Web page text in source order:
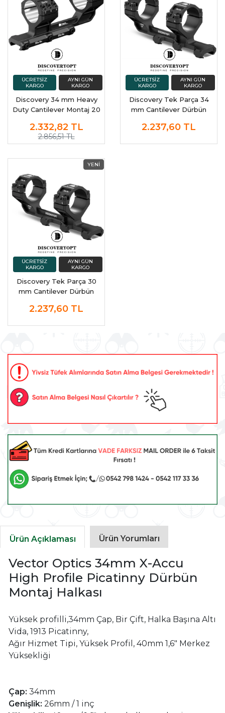
Discovery 34 mm Heavy
Duty Cantilever Montaj 20
2.332,82 TL
2.856,51 TL
Discovery Tek Parça 34
mm Cantilever Dürbün
2.237,60 TL
Discovery Tek Parça 30
mm Cantilever Dürbün
2.237,60 TL
Ürün Açıklaması Ürün Yorumları
Vector Optics 34mm X-Accu
High Profile Picatinny Dürbün
Montaj Halkası
Yüksek profilli,34mm Çap, Bir Çift, Halka Başına Altı
Vida, 1913 Picatinny,
Ağır Hizmet Tipi, Yüksek Profil, 40mm 1,6" Merkez
Yüksekliği
Çap: 34mm
Genişlik: 26mm / 1 inç